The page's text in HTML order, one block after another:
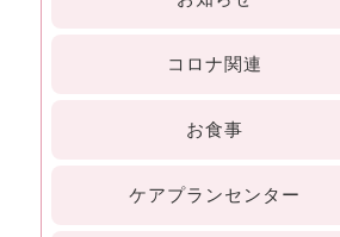
コロナ関連
お食事
ケアプランセンター